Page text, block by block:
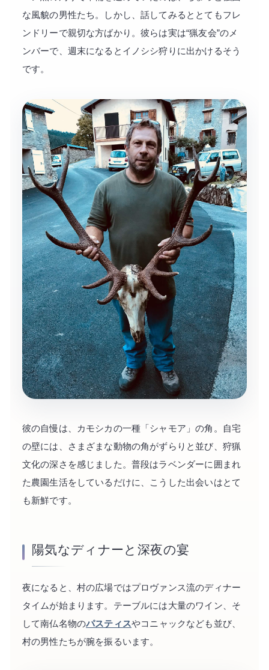
な風貌の男性たち。しかし、話してみるととてもフレ
ンドリーで親切な方ばかり。彼らは実は“猟友会”のメ
ンバーで、週末になるとイノシシ狩りに出かけるそう
です。
彼の自慢は、カモシカの一種「シャモア」の角。自宅
の壁には、さまざまな動物の角がずらりと並び、狩猟
文化の深さを感じました。普段はラベンダーに囲まれ
た農園生活をしているだけに、こうした出会いはとて
も新鮮です。
陽気なディナーと深夜の宴
夜になると、村の広場ではプロヴァンス流のディナー
タイムが始まります。テーブルには大量のワイン、そ
して南仏名物のパスティスやコニャックなども並び、
村の男性たちが腕を振るいます。